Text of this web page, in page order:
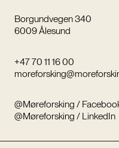
Borgundvegen 340
6009 Ålesund
+47 70 11 16 00
@Møreforsking /
@Møreforsking / LinkedIn